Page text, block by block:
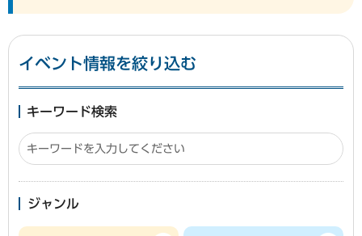
イベント情報を絞り込む
キーワード検索
ジャンル